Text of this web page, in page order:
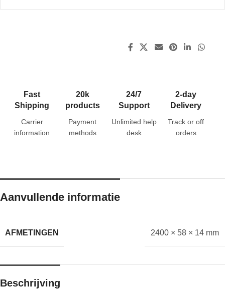
Fast
Shipping
Carrier
information
20k
products
Payment
methods
24/7
Support
Unlimited help
desk
2-day
Delivery
Track or off
orders
Aanvullende informatie
AFMETINGEN 2400 × 58 × 14 mm
Beschrijving